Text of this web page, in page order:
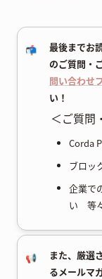
📬
最後までお
のご質問・
問い合わせ
い！
＜ご質問
Corda
ブロッ
企業で
い 等
📢
また、厳選
るメールマ